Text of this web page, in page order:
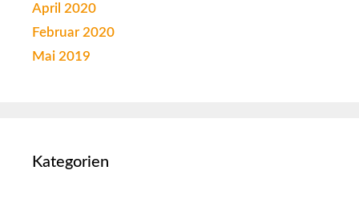
April 2020
Februar 2020
Mai 2019
Kategorien